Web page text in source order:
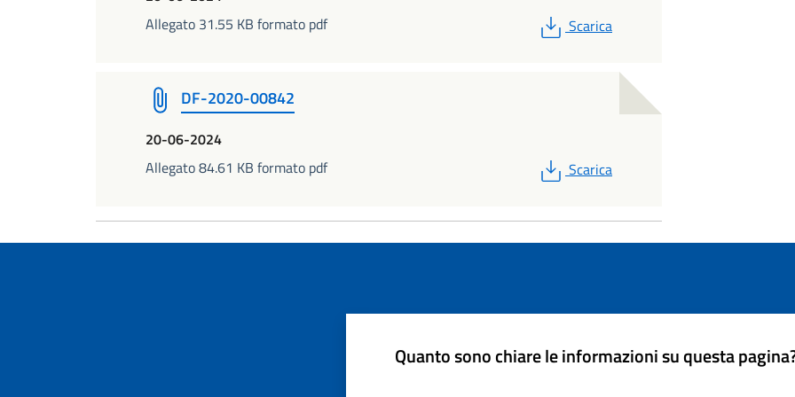
Allegato 31.55 KB formato pdf
PDF
Scarica
DF-2020-00842
20-06-2024
Allegato 84.61 KB formato pdf
PDF
Scarica
Quanto sono chiare le informazioni su questa